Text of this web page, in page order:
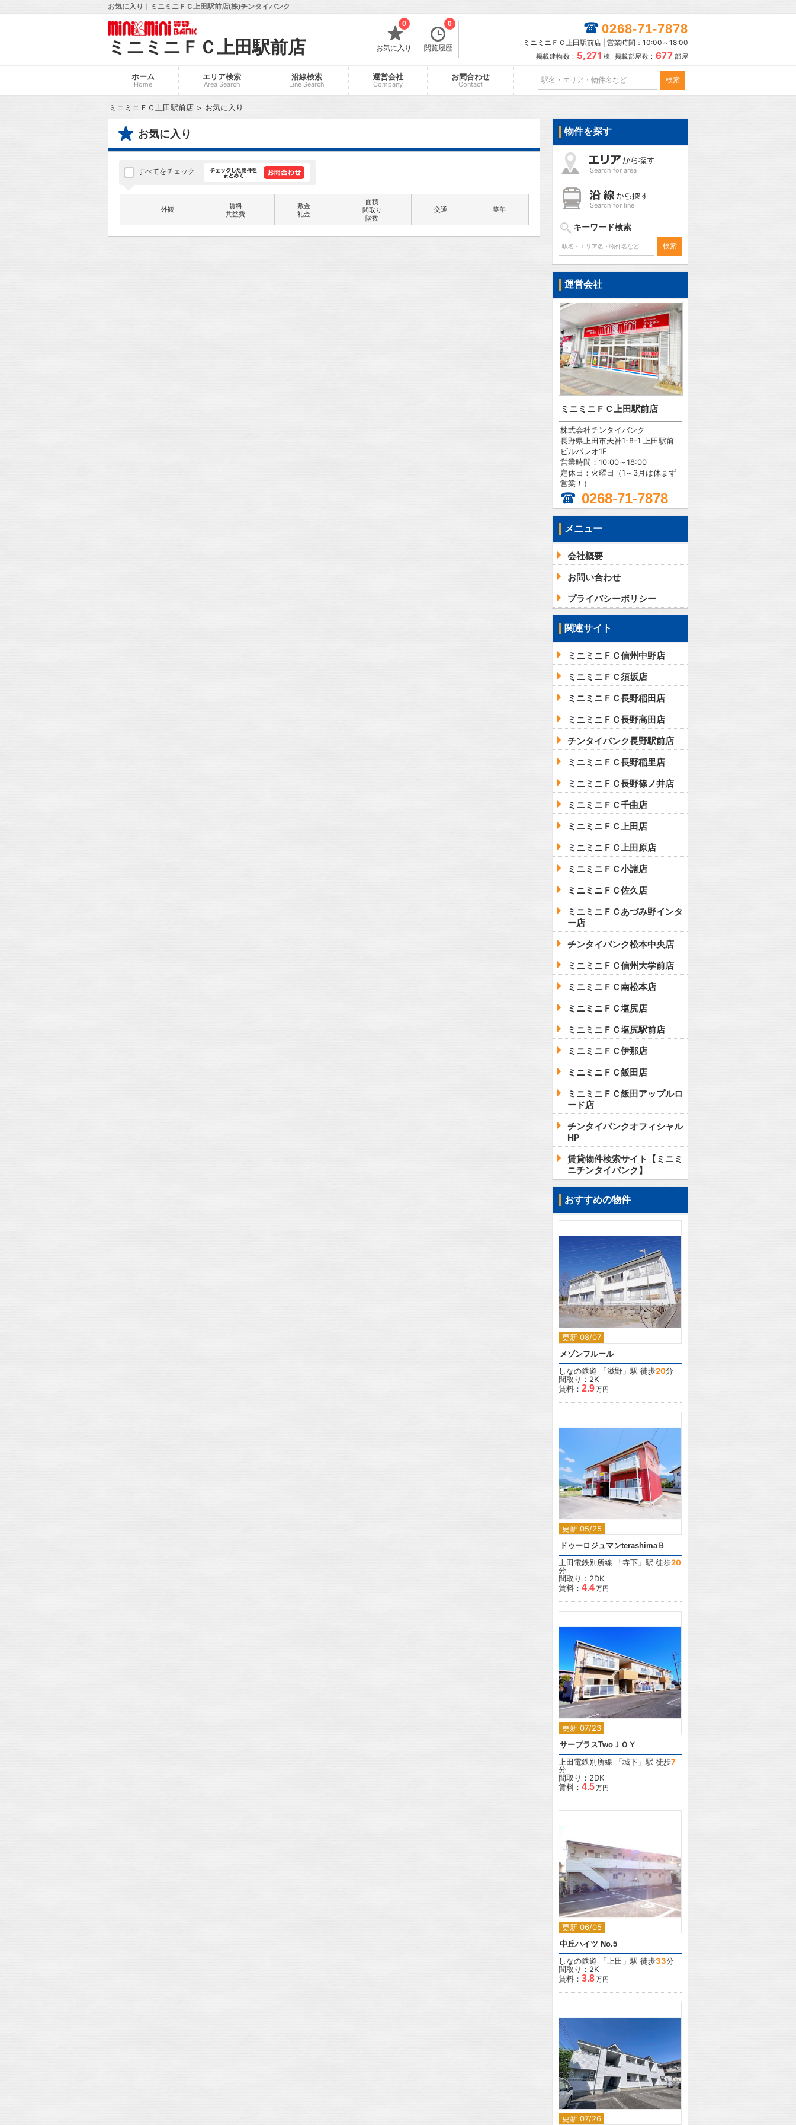
お気に入り｜ミニミニＦＣ上田駅前店(株)チンタイバンク
ミニミニＦＣ上田駅前店 お気に入り
0
閲覧履歴
0 0268-71-7878
ミニミニＦＣ上田駅前店 | 営業時間：10:00～18:00
掲載建物数： 5,271 棟 掲載部屋数： 677 部屋
ホーム
Home
エリア検索
Area Search
沿線検索
Line Search
運営会社
Company
お問合わせ
Contact
ミニミニＦＣ上田駅前店 お気に入り
お気に入り
すべてをチェック
外観
賃料
共益費
敷金
礼金
面積
間取り
階数
交通 築年
物件を探す
Search for area
Search for line
キーワード検索
運営会社
ミニミニＦＣ上田駅前店
株式会社チンタイバンク
長野県上田市天神1-8-1 上田駅前
ビルパレオ1F
営業時間：10:00～18:00
定休日：火曜日（1～3月は休まず
営業！）
0268-71-7878
メニュー
会社概要
お問い合わせ
プライバシーポリシー
関連サイト
ミニミニＦＣ信州中野店
ミニミニＦＣ須坂店
ミニミニＦＣ長野稲田店
ミニミニＦＣ長野高田店
チンタイバンク長野駅前店
ミニミニＦＣ長野稲里店
ミニミニＦＣ長野篠ノ井店
ミニミニＦＣ千曲店
ミニミニＦＣ上田店
ミニミニＦＣ上田原店
ミニミニＦＣ小諸店
ミニミニＦＣ佐久店
ミニミニＦＣあづみ野インタ
ー店
チンタイバンク松本中央店
ミニミニＦＣ信州大学前店
ミニミニＦＣ南松本店
ミニミニＦＣ塩尻店
ミニミニＦＣ塩尻駅前店
ミニミニＦＣ伊那店
ミニミニＦＣ飯田店
ミニミニＦＣ飯田アップルロ
ード店
チンタイバンクオフィシャル
HP
賃貸物件検索サイト【ミニミ
ニチンタイバンク】
おすすめの物件
更新 08/07
2
メゾンフルール
しなの鉄道 「滋野 」駅 徒歩20分
間取り：2K
賃料： 2.9万円
更新 05/25
2
ドゥーロジュマンterashimaＢ
上田電鉄別所線 「寺下 」駅 徒歩20
分
間取り：2DK
賃料： 4.4万円
更新 07/23
2
サープラスTwoＪＯＹ
上田電鉄別所線 「城下 」駅 徒歩7
分
間取り：2DK
賃料： 4.5万円
更新 06/05
中丘ハイツ No.5
しなの鉄道 「 上田 」駅 徒歩33分
間取り：2K
賃料： 3.8万円
更新 07/26
2